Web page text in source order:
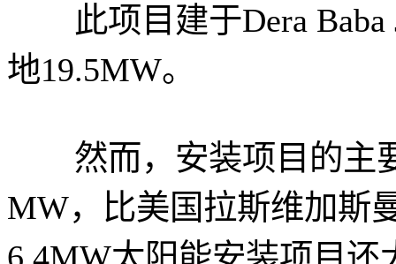
此项目建于Dera Baba
地19.5MW。
然而，安装项目的主要
MW，比美国拉斯维加斯